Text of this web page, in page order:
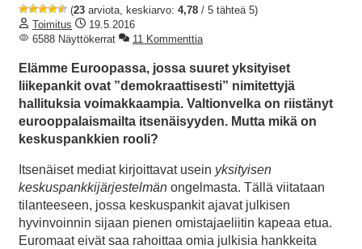
(23 arviota, keskiarvo: 4,78 / 5 tähteä 5)
Toimitus
19.5.2016
6588 Näyttökerrat
11 Kommenttia
Elämme Euroopassa, jossa suuret yksityiset
liikepankit ovat ”demokraattisesti” nimitettyjä
hallituksia voimakkaampia. Valtionvelka on riistänyt
eurooppalaismailta itsenäisyyden. Mutta mikä on
keskuspankkien rooli?
Itsenäiset mediat kirjoittavat usein yksityisen
keskuspankkijärjestelmän ongelmasta. Tällä viitataan
tilanteeseen, jossa keskuspankit ajavat julkisen
hyvinvoinnin sijaan pienen omistajaeliitin kapeaa etua.
Euromaat eivät saa rahoittaa omia julkisia hankkeita